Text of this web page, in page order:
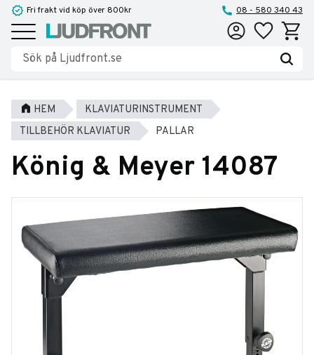
Meny
Fri frakt vid köp över 800kr 08 - 580 340 43
Favoriter
HEM
KLAVIATURINSTRUMENT
TILLBEHÖR KLAVIATUR
PALLAR
König & Meyer 14087